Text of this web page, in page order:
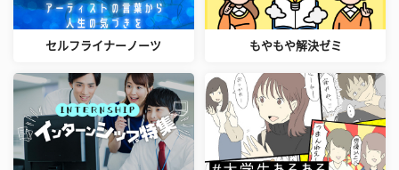
セルフライナーノーツ もやもや解決ゼミ